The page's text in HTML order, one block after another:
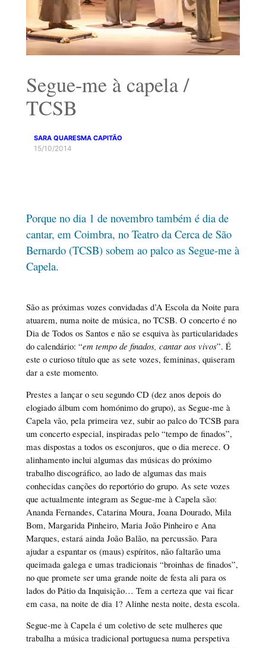
Segue-me à capela /
TCSB
SARA QUARESMA CAPITÃO
15/10/2014
Porque no dia 1 de novembro também é dia de
cantar, em Coimbra, no Teatro da Cerca de São
Bernardo (TCSB) sobem ao palco as Segue-me à
Capela.
São as próximas vozes convidadas d’A Escola da Noite para
atuarem, numa noite de música, no TCSB. O concerto é no
Dia de Todos os Santos e não se esquiva às particularidades
do calendário: “em tempo de finados, cantar aos vivos”. É
este o curioso título que as sete vozes, femininas, quiseram
dar a este momento.
Prestes a lançar o seu segundo CD (dez anos depois do
elogiado álbum com homónimo do grupo), as Segue-me à
Capela vão, pela primeira vez, subir ao palco do TCSB para
um concerto especial, inspiradas pelo “tempo de finados”,
mas dispostas a todos os esconjuros, que o dia merece. O
alinhamento inclui algumas das músicas do próximo
trabalho discográfico, ao lado de algumas das mais
conhecidas canções do reportório do grupo. As sete vozes
que actualmente integram as Segue-me à Capela são:
Ananda Fernandes, Catarina Moura, Joana Dourado, Mila
Bom, Margarida Pinheiro, Maria João Pinheiro e Ana
Marques, estará ainda João Balão, na percussão. Para
ajudar a espantar os (maus) espíritos, não faltarão uma
queimada galega e umas tradicionais “broinhas de finados”,
no que promete ser uma grande noite de festa ali para os
lados do Pátio da Inquisição… Tem a certeza que vai ficar
em casa, na noite de dia 1? Alinhe nesta noite, desta escola.
Segue-me à Capela é um coletivo de sete mulheres que
trabalha a música tradicional portuguesa numa perspetiva